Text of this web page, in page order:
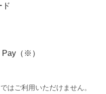
ド
（※）
はご利用いただけません。